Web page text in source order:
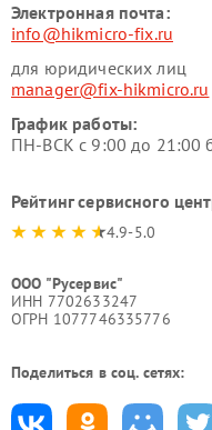
Электронная почта:
info@hikmicro-fix.ru
для юридических лиц
manager@fix-hikmicro.ru
График работы:
ПН-ВСК с 9:00 до 21:00
Рейтинг сервисного
4.9-5.0
ООО "Русервис"
ИНН 7702633247
ОГРН 1077746335776
Поделиться в соц. сетях: